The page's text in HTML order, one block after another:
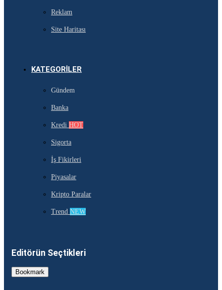
Reklam
Site Haritası
KATEGORILER
Gündem
Banka
Kredi HOT
Sigorta
İş Fikirleri
Piyasalar
Kripto Paralar
Trend NEW
Editörün Seçtikleri
Bookmark